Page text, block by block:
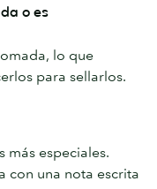
o es
lo que
para sellarlos.
más especiales.
con una nota escrita